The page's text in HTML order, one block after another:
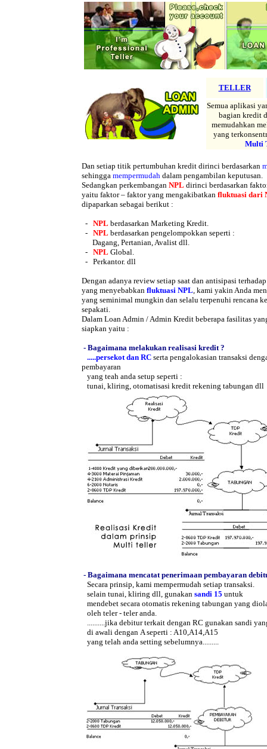
TELLER
Semua aplikasi
bagian kredit
memudahkan
yang
Multi
Dan setiap titik pertumbuhan kredit dirinci berdasarkan
sehingga mempermudah dalam pengambilan keputusan.
Sedangkan perkembangan NPL dirinci berdasarkan
yaitu faktor – faktor yang mengakibatkan fluktuasi dari
dipaparkan sebagai berikut :
- NPL berdasarkan Marketing Kredit.
- NPL berdasarkan pengelompokkan seperti :
Dagang, Pertanian, Avalist dll.
- NPL Global.
- Perkantor. dll
Dengan adanya review setiap saat dan antisipasi
yang menyebabkan fluktuasi NPL, kami yakin Anda
yang seminimal mungkin dan selalu terpenuhi rencana
sepakati.
Dalam Loan Admin / Admin Kredit beberapa fasilitas
siapkan yaitu :
- Bagaimana melakukan realisasi kredit ?
.....persekot dan RC serta pengalokasian transaksi
pembayaran
yang teah anda setup seperti :
tunai, kliring, otomatisasi kredit rekening tabungan dll
- Bagaimana mencatat penerimaan pembayaran
Secara prinsip, kami mempermudah setiap transaksi.
selain tunai, kliring dll, gunakan sandi 15 untuk
mendebet secara otomatis rekening tabungan yang
oleh teler - teler anda.
..........jika debitur terkait dengan RC gunakan sandi
di awali dengan A seperti : A10,A14,A15
yang telah anda setting sebelumnya.........